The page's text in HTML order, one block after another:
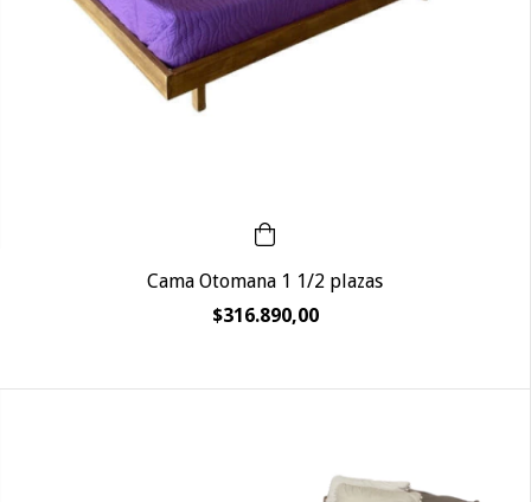
Cama Otomana 1 1/2 plazas
$316.890,00